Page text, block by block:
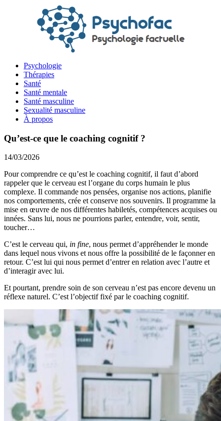
Psychologie
Thérapies
Santé
Santé mentale
Santé masculine
Sexualité masculine
À propos
Qu’est-ce que le coaching cognitif ?
14/03/2026
Pour comprendre ce qu’est le coaching cognitif, il faut d’abord
rappeler que le cerveau est l’organe du corps humain le plus
complexe. Il commande nos pensées, organise nos actions, planifie
nos comportements, crée et conserve nos souvenirs. Il programme la
mise en œuvre de nos différentes habiletés, compétences acquises ou
innées. Sans lui, nous ne pourrions parler, entendre, voir, sentir,
toucher…
C’est le cerveau qui, in fine, nous permet d’appréhender le monde
dans lequel nous vivons et nous offre la possibilité de le façonner en
retour. C’est lui qui nous permet d’entrer en relation avec l’autre et
d’interagir avec lui.
Et pourtant, prendre soin de son cerveau n’est pas encore devenu un
réflexe naturel. C’est l’objectif fixé par le coaching cognitif.